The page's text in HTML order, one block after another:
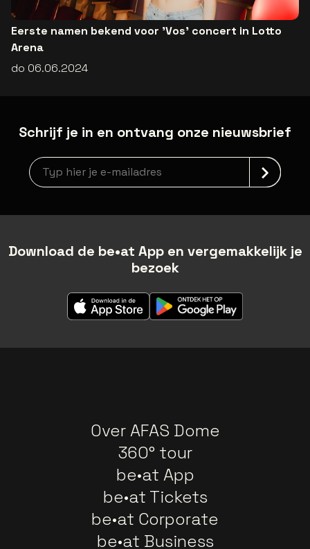
Eerste namen bekend voor 'Vos' concert in Lotto
Arena
do 06.06.2024
Schrijf je in en ontvang onze nieuwsbrief
Nieuwsbrief aanmelding
Download de be•at App en vergemakkelijk je
bezoek
Over AFAS Dome
360° tour
be•at App
be•at Tickets
be•at Corporate
be•at Business